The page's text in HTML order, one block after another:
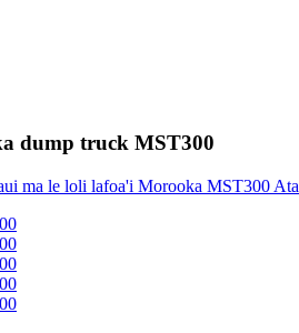
dump truck MST300